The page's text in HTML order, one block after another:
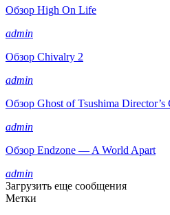
Обзор High On Life
admin
Обзор Chivalry 2
admin
Обзор Ghost of Tsushima Director’s
admin
Обзор Endzone — A World Apart
admin
Загрузить еще сообщения
Метки